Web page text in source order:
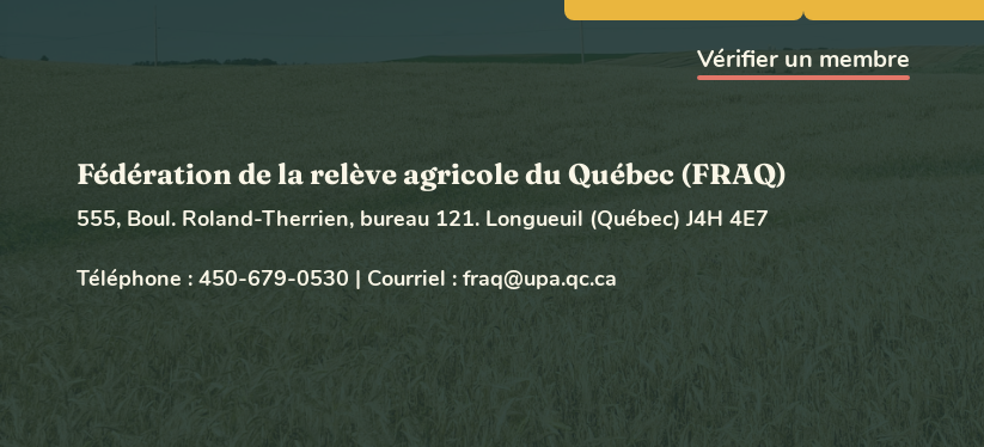
Vérifier un membre
Fédération de la relève agricole du Québec (FRAQ)
555, Boul. Roland-Therrien, bureau 121. Longueuil (Québec) J4H 4E7
Téléphone : 450-679-0530 | Courriel : fraq@upa.qc.ca